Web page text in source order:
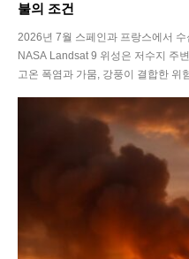
불의 조건
2026년 7월 스페인과 프랑스에서
NASA Landsat 9 위성은 저수지 주
고온 폭염과 가뭄, 강풍이 결합한 위